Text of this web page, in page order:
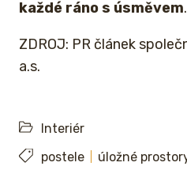
každé ráno s úsměvem.
ZDROJ: PR článek
a.s.
Interiér
postele
úložné